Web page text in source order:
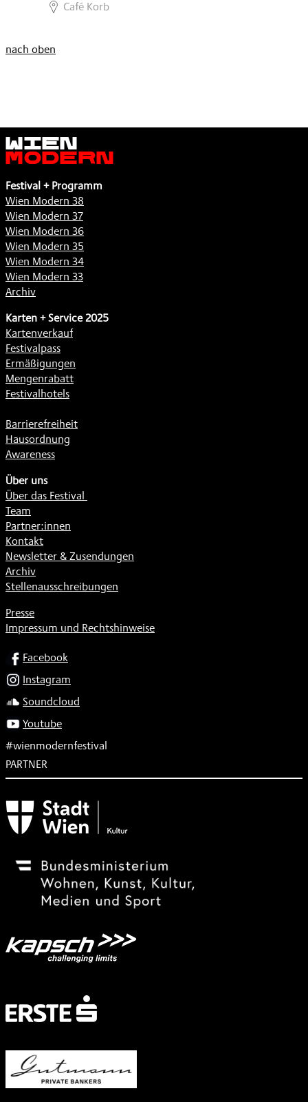
,
Café Korb
nach oben
Wien
Modern
Festival + Programm
Wien Modern 38
Wien Modern 37
Wien Modern 36
Wien Modern 35
Wien Modern 34
Wien Modern 33
Archiv
Karten + Service 2025
Kartenverkauf
Festivalpass
Ermäßigungen
Mengenrabatt
Festivalhotels
Barrierefreiheit
Hausordnung
Awareness
Über uns
Über das Festival
Team
Partner:innen
Kontakt
Newsletter & Zusendungen
Archiv
Stellenausschreibungen
Presse
Impressum und Rechtshinweise
SOCIALFacebook
Instagram
Soundcloud
Youtube
#wienmodernfestival
PARTNER
Subventionsgeber